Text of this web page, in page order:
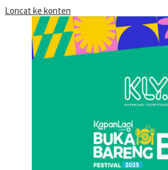
Loncat ke konten